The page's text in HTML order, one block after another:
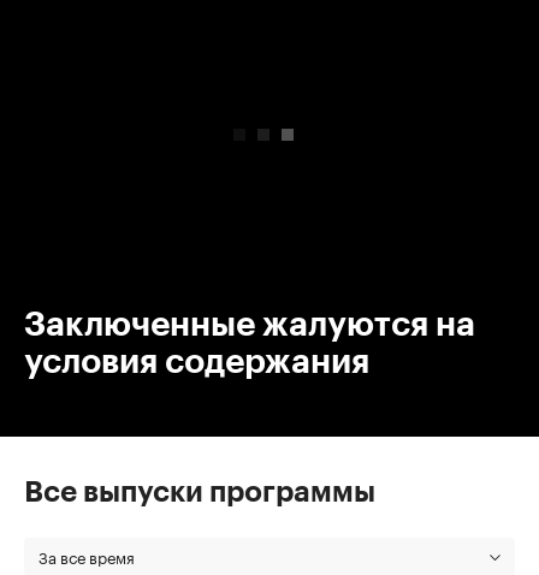
Заключенные жалуются на
условия содержания
Все выпуски программы
За все время